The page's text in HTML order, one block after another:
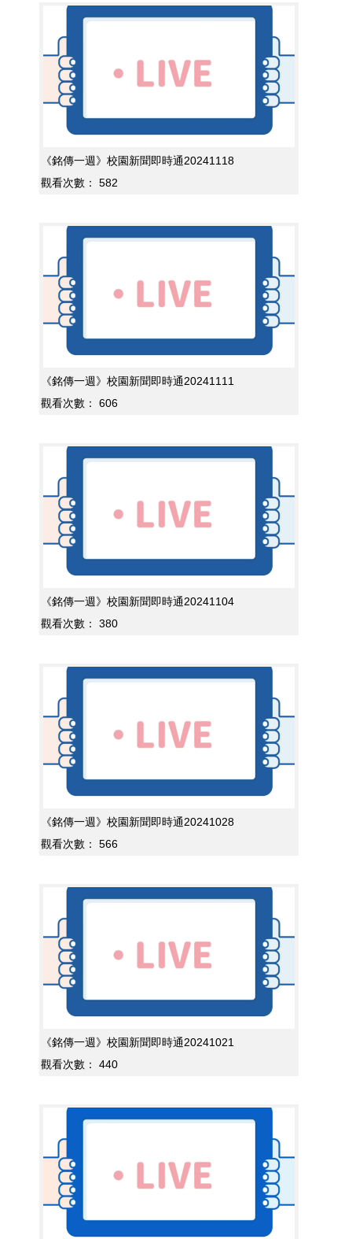
《銘傳一週》校園新聞即時通20241118
觀看次數：
582
《銘傳一週》校園新聞即時通20241111
觀看次數：
606
《銘傳一週》校園新聞即時通20241104
觀看次數：
380
《銘傳一週》校園新聞即時通20241028
觀看次數：
566
《銘傳一週》校園新聞即時通20241021
觀看次數：
440